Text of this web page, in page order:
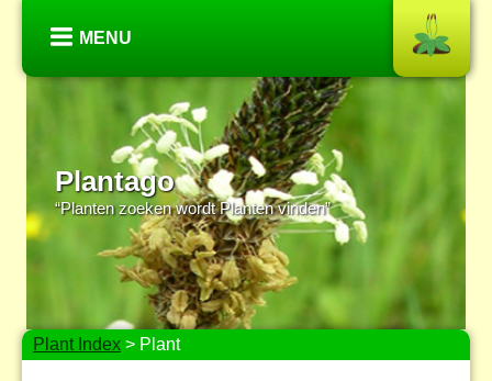
MENU
Plantago
“Planten zoeken wordt Planten vinden”
Plant Index > Plant